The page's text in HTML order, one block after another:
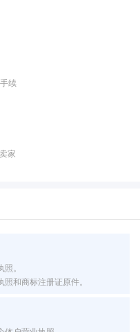
续
家
。
和商标注册证原件。